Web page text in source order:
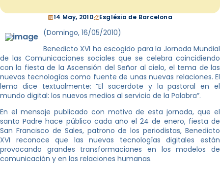
14 May, 2010 Església de Barcelona
(Domingo, 16/05/2010)
Benedicto XVI ha escogido para la Jornada Mundial
de las Comunicaciones sociales que se celebra coincidiendo
con la fiesta de la Ascensión del Señor al cielo, el tema de las
nuevas tecnologías como fuente de unas nuevas relaciones. El
lema dice textualmente: “El sacerdote y la pastoral en el
mundo digital: los nuevos medios al servicio de la Palabra”.
En el mensaje publicado con motivo de esta jornada, que el
santo Padre hace público cada año el 24 de enero, fiesta de
San Francisco de Sales, patrono de los periodistas, Benedicto
XVI reconoce que las nuevas tecnologías digitales están
provocando grandes transformaciones en los modelos de
comunicación y en las relaciones humanas.